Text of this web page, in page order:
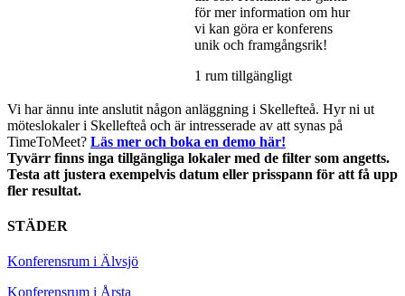
för mer information om hur
vi kan göra er konferens
unik och framgångsrik!
1 rum tillgängligt
Vi har ännu inte anslutit någon anläggning i Skellefteå. Hyr ni ut
möteslokaler i Skellefteå och är intresserade av att synas på
TimeToMeet? Läs mer och boka en demo här!
Tyvärr finns inga tillgängliga lokaler med de filter som angetts.
Testa att justera exempelvis datum eller prisspann för att få upp
fler resultat.
STÄDER
Konferensrum i Älvsjö
Konferensrum i Årsta